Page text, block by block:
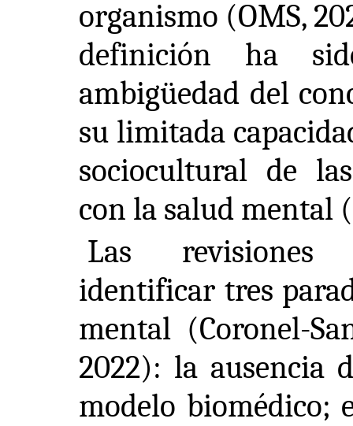
organismo (OMS,
definición ha
ambigüedad del
su limitada
sociocultural de
con la salud mental
Las revisiones
identificar tres
mental (Coronel-
2022): la ausencia
modelo biomédico;